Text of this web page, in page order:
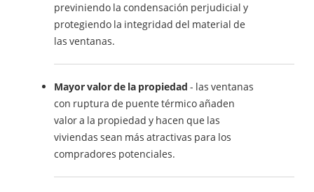
previniendo la condensación perjudicial y
protegiendo la integridad del material de
las ventanas.
Mayor valor de la propiedad - las ventanas
con ruptura de puente térmico añaden
valor a la propiedad y hacen que las
viviendas sean más atractivas para los
compradores potenciales.